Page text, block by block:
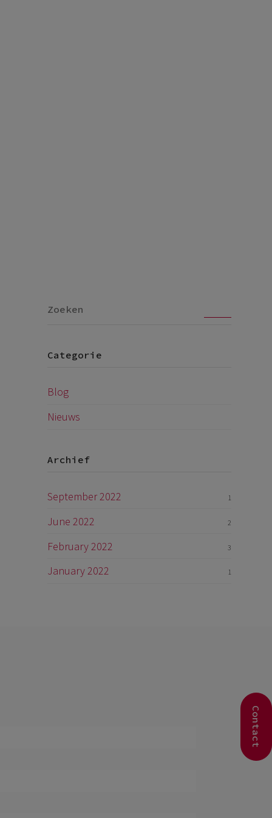
Categorie
Blog
Nieuws
Archief
September 2022 1
June 2022 2
February 2022 3
January 2022 1
Contact